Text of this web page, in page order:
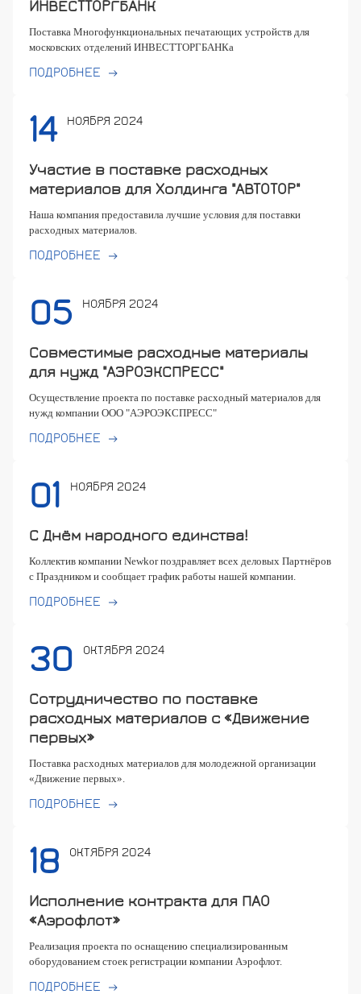
ИНВЕСТТОРГБАНК
Поставка Многофункциональных печатающих устройств для
московских отделений ИНВЕСТТОРГБАНКа
ПОДРОБНЕЕ
14 НОЯБРЯ 2024
Участие в поставке расходных
материалов для Холдинга "АВТОТОР"
Наша компания предоставила лучшие условия для поставки
расходных материалов.
ПОДРОБНЕЕ
05 НОЯБРЯ 2024
Совместимые расходные материалы
для нужд "АЭРОЭКСПРЕСС"
Осуществление проекта по поставке расходный материалов для
нужд компании ООО "АЭРОЭКСПРЕСС"
ПОДРОБНЕЕ
01 НОЯБРЯ 2024
С Днём народного единства!
Коллектив компании Newkor поздравляет всех деловых Партнёров
с Праздником и сообщает график работы нашей компании.
ПОДРОБНЕЕ
30 ОКТЯБРЯ 2024
Сотрудничество по поставке
расходных материалов с «Движение
первых»
Поставка расходных материалов для молодежной организации
«Движение первых».
ПОДРОБНЕЕ
18 ОКТЯБРЯ 2024
Исполнение контракта для ПАО
«Аэрофлот»
Реализация проекта по оснащению специализированным
оборудованием стоек регистрации компании Аэрофлот.
ПОДРОБНЕЕ